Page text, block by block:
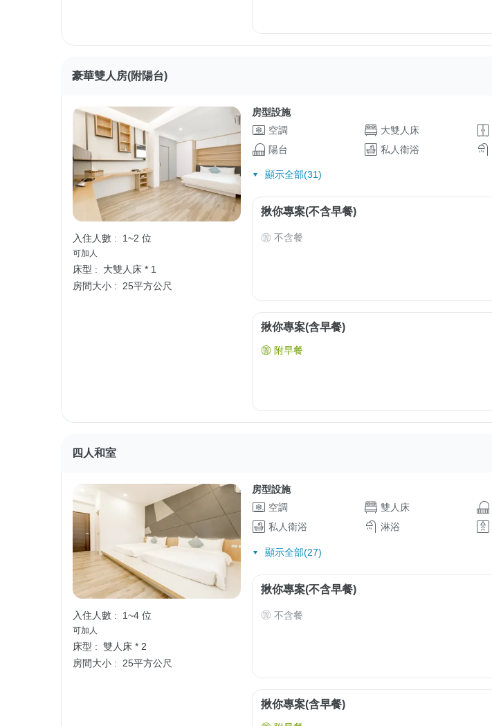
豪華雙人房(附陽台)
入住人數 : 1~2 位
可加人
床型 :
大雙人床 * 1
房間大小 : 25平方公尺
房型設施
空調
大雙人床
陽台
私人衛浴
顯示全部(31)
揪你專案(不含早餐)
不含餐
揪你專案(含早餐)
附早餐
四人和室
入住人數 : 1~4 位
可加人
床型 : 雙人床 * 2
房間大小 : 25平方公尺
房型設施
空調
雙人床
私人衛浴
淋浴
顯示全部(27)
揪你專案(不含早餐)
不含餐
揪你專案(含早餐)